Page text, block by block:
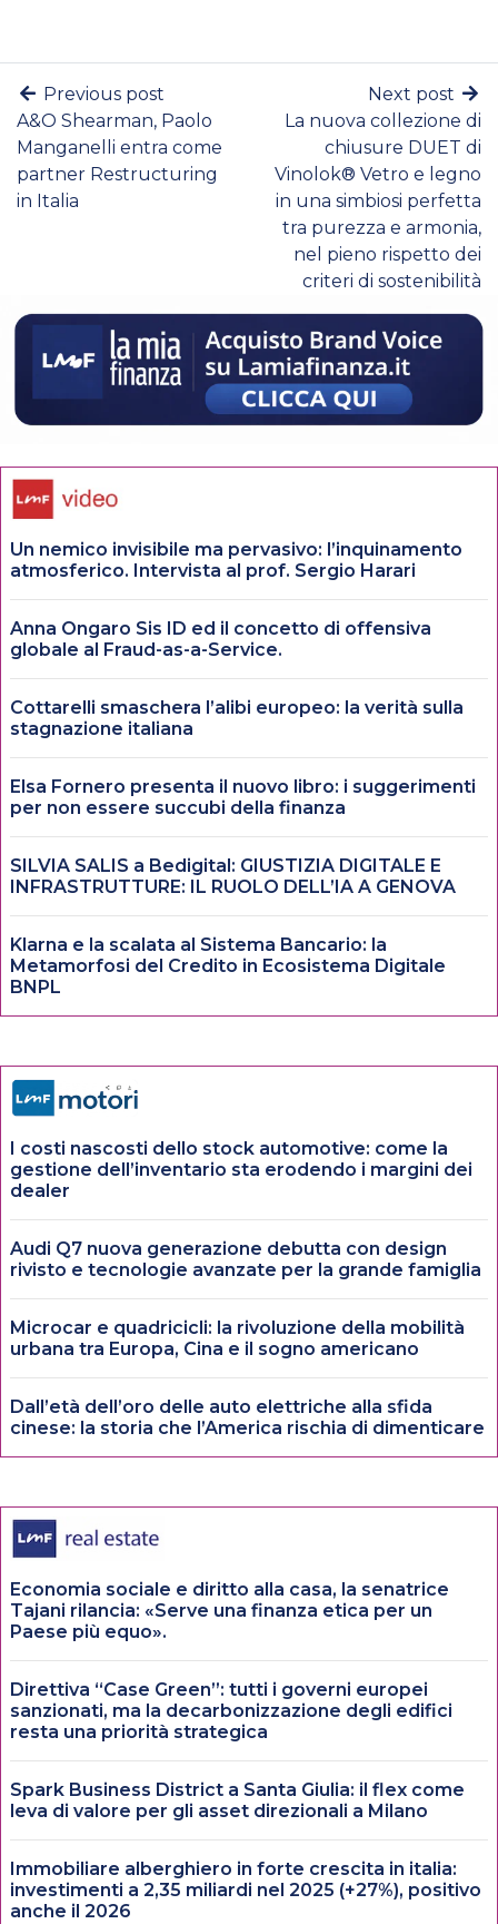
Previous post
A&O Shearman, Paolo
Manganelli entra come
partner Restructuring
in Italia
Next post
La nuova collezione di
chiusure DUET di
Vinolok® Vetro e legno
in una simbiosi perfetta
tra purezza e armonia,
nel pieno rispetto dei
criteri di sostenibilità
Un nemico invisibile ma pervasivo: l’inquinamento
atmosferico. Intervista al prof. Sergio Harari
Anna Ongaro Sis ID ed il concetto di offensiva
globale al Fraud-as-a-Service.
Cottarelli smaschera l’alibi europeo: la verità sulla
stagnazione italiana
Elsa Fornero presenta il nuovo libro: i suggerimenti
per non essere succubi della finanza
SILVIA SALIS a Bedigital: GIUSTIZIA DIGITALE E
INFRASTRUTTURE: IL RUOLO DELL’IA A GENOVA
Klarna e la scalata al Sistema Bancario: la
Metamorfosi del Credito in Ecosistema Digitale
BNPL
I costi nascosti dello stock automotive: come la
gestione dell’inventario sta erodendo i margini dei
dealer
Audi Q7 nuova generazione debutta con design
rivisto e tecnologie avanzate per la grande famiglia
Microcar e quadricicli: la rivoluzione della mobilità
urbana tra Europa, Cina e il sogno americano
Dall’età dell’oro delle auto elettriche alla sfida
cinese: la storia che l’America rischia di dimenticare
Economia sociale e diritto alla casa, la senatrice
Tajani rilancia: «Serve una finanza etica per un
Paese più equo».
Direttiva “Case Green”: tutti i governi europei
sanzionati, ma la decarbonizzazione degli edifici
resta una priorità strategica
Spark Business District a Santa Giulia: il flex come
leva di valore per gli asset direzionali a Milano
Immobiliare alberghiero in forte crescita in italia:
investimenti a 2,35 miliardi nel 2025 (+27%), positivo
anche il 2026